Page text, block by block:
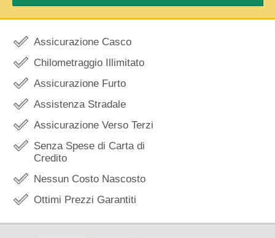
Assicurazione Casco
Chilometraggio Illimitato
Assicurazione Furto
Assistenza Stradale
Assicurazione Verso Terzi
Senza Spese di Carta di
Credito
Nessun Costo Nascosto
Ottimi Prezzi Garantiti